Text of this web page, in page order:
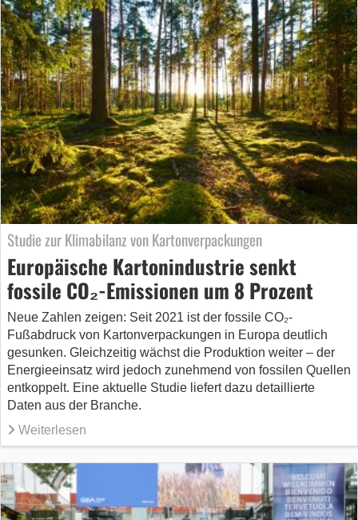
Studie zur Klimabilanz von Kartonverpackungen
Europäische Kartonindustrie senkt
fossile CO₂-Emissionen um 8 Prozent
Neue Zahlen zeigen: Seit 2021 ist der fossile CO₂-
Fußabdruck von Kartonverpackungen in Europa deutlich
gesunken. Gleichzeitig wächst die Produktion weiter – der
Energieeinsatz wird jedoch zunehmend von fossilen Quellen
entkoppelt. Eine aktuelle Studie liefert dazu detaillierte
Daten aus der Branche.
Weiterlesen